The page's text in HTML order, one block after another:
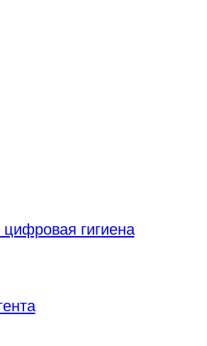
гигиена